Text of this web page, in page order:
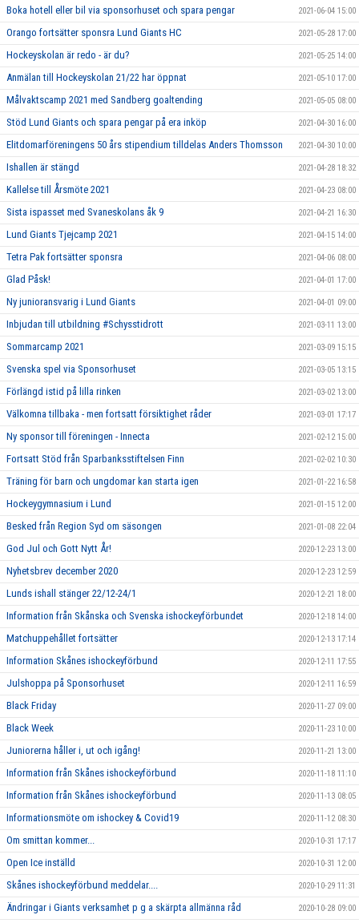
Boka hotell eller bil via sponsorhuset och spara pengar 2021-06-04 15:00
Orango fortsätter sponsra Lund Giants HC 2021-05-28 17:00
Hockeyskolan är redo - är du? 2021-05-25 14:00
Anmälan till Hockeyskolan 21/22 har öppnat 2021-05-10 17:00
Målvaktscamp 2021 med Sandberg goaltending 2021-05-05 08:00
Stöd Lund Giants och spara pengar på era inköp 2021-04-30 16:00
Elitdomarföreningens 50 års stipendium tilldelas Anders Thomsson 2021-04-30 10:00
Ishallen är stängd 2021-04-28 18:32
Kallelse till Årsmöte 2021 2021-04-23 08:00
Sista ispasset med Svaneskolans åk 9 2021-04-21 16:30
Lund Giants Tjejcamp 2021 2021-04-15 14:00
Tetra Pak fortsätter sponsra 2021-04-06 08:00
Glad Påsk! 2021-04-01 17:00
Ny junioransvarig i Lund Giants 2021-04-01 09:00
Inbjudan till utbildning #Schysstidrott 2021-03-11 13:00
Sommarcamp 2021 2021-03-09 15:15
Svenska spel via Sponsorhuset 2021-03-05 13:15
Förlängd istid på lilla rinken 2021-03-02 13:00
Välkomna tillbaka - men fortsatt försiktighet råder 2021-03-01 17:17
Ny sponsor till föreningen - Innecta 2021-02-12 15:00
Fortsatt Stöd från Sparbanksstiftelsen Finn 2021-02-02 10:30
Träning för barn och ungdomar kan starta igen 2021-01-22 16:58
Hockeygymnasium i Lund 2021-01-15 12:00
Besked från Region Syd om säsongen 2021-01-08 22:04
God Jul och Gott Nytt År! 2020-12-23 13:00
Nyhetsbrev december 2020 2020-12-23 12:59
Lunds ishall stänger 22/12-24/1 2020-12-21 18:00
Information från Skånska och Svenska ishockeyförbundet 2020-12-18 14:00
Matchuppehållet fortsätter 2020-12-13 17:14
Information Skånes ishockeyförbund 2020-12-11 17:55
Julshoppa på Sponsorhuset 2020-12-11 16:59
Black Friday 2020-11-27 09:00
Black Week 2020-11-23 10:00
Juniorerna håller i, ut och igång! 2020-11-21 13:00
Information från Skånes ishockeyförbund 2020-11-18 11:10
Information från Skånes ishockeyförbund 2020-11-13 08:05
Informationsmöte om ishockey & Covid19 2020-11-12 08:30
Om smittan kommer... 2020-10-31 17:17
Open Ice inställd 2020-10-31 12:00
Skånes ishockeyförbund meddelar.... 2020-10-29 11:31
Ändringar i Giants verksamhet p g a skärpta allmänna råd 2020-10-28 09:00